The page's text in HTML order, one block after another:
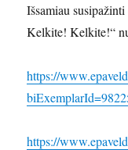
Išsamiau
Kelkite! Kelkite!“
https://
https://